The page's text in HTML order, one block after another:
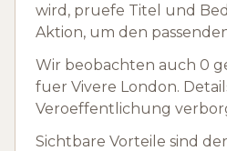
wird, pruefe Titel und
Aktion, um den
Wir beobachten auch 0
fuer Vivere London.
Veroeffentlichung
Sichtbare Vorteile sind